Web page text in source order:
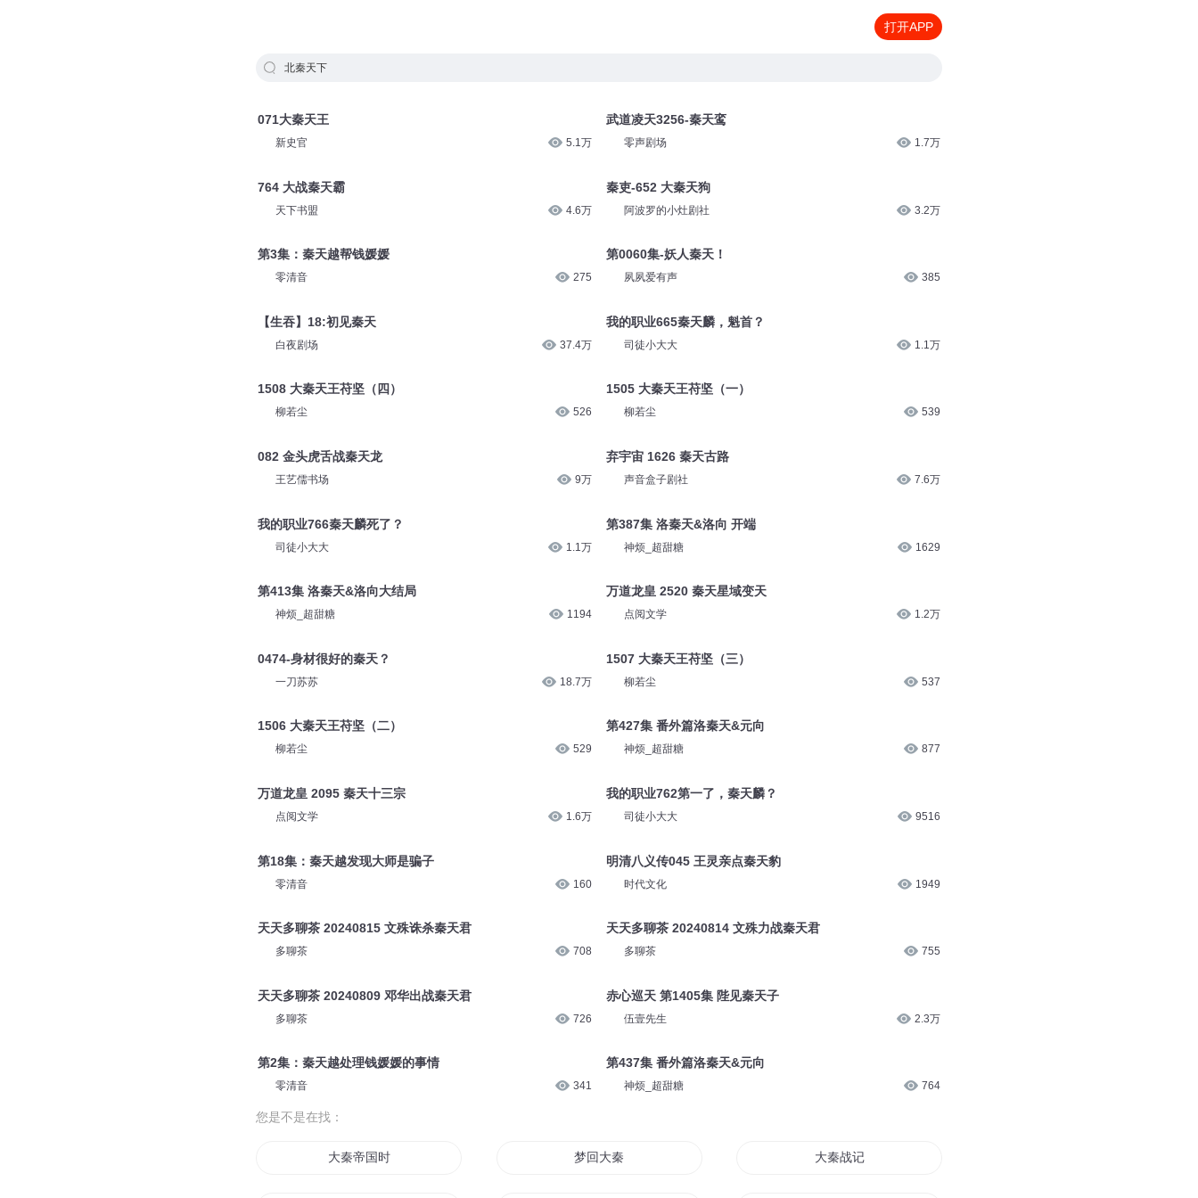
打开APP
北秦天下
071大秦天王
新史官 5.1万
764 大战秦天霸
天下书盟 4.6万
第3集：秦天越帮钱媛媛
零清音 275
【生吞】18:初见秦天
白夜剧场 37.4万
1508 大秦天王苻坚（四）
柳若尘 526
082 金头虎舌战秦天龙
王艺儒书场 9万
我的职业766秦天麟死了？
司徒小大大 1.1万
第413集 洛秦天&洛向大结局
神烦_超甜糖 1194
0474-身材很好的秦天？
一刀苏苏 18.7万
1506 大秦天王苻坚（二）
柳若尘 529
万道龙皇 2095 秦天十三宗
点阅文学 1.6万
第18集：秦天越发现大师是骗子
零清音 160
天天多聊茶 20240815 文殊诛杀秦天君
多聊茶 708
天天多聊茶 20240809 邓华出战秦天君
多聊茶 726
第2集：秦天越处理钱媛媛的事情
零清音 341
武道凌天3256-秦天鸾
零声剧场 1.7万
秦吏-652 大秦天狗
阿波罗的小灶剧社 3.2万
第0060集-妖人秦天！
夙夙爱有声 385
我的职业665秦天麟，魁首？
司徒小大大 1.1万
1505 大秦天王苻坚（一）
柳若尘 539
弃宇宙 1626 秦天古路
声音盒子剧社 7.6万
第387集 洛秦天&洛向 开端
神烦_超甜糖 1629
万道龙皇 2520 秦天星域变天
点阅文学 1.2万
1507 大秦天王苻坚（三）
柳若尘 537
第427集 番外篇洛秦天&元向
神烦_超甜糖 877
我的职业762第一了，秦天麟？
司徒小大大 9516
明清八义传045 王灵亲点秦天豹
时代文化 1949
天天多聊茶 20240814 文殊力战秦天君
多聊茶 755
赤心巡天 第1405集 陛见秦天子
伍壹先生 2.3万
第437集 番外篇洛秦天&元向
神烦_超甜糖 764
您是不是在找：
大秦帝国时代 梦回大秦 大秦战记